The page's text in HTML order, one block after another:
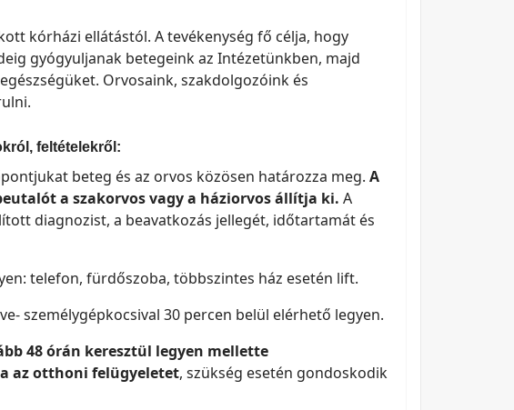
kórházi ellátástól. A tevékenység fő célja, hogy
gyógyuljanak betegeink az Intézetünkben, majd
Orvosaink, szakdolgozóink és
feltételekről:
beteg és az orvos közösen határozza meg. A
a szakorvos vagy a háziorvos állítja ki. A
diagnozist, a beavatkozás jellegét, időtartamát és
telefon, fürdőszoba, többszintes ház esetén lift.
személygépkocsival 30 percen belül elérhető legyen.
48 órán keresztül legyen mellette
az otthoni felügyeletet, szükség esetén gondoskodik